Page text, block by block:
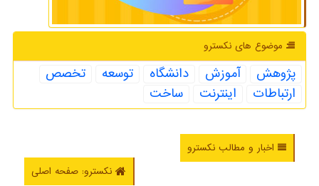
موضوع های نكسترو
پژوهش آموزش دانشگاه توسعه
تخصص
ارتباطات
اینترنت ساخت
اخبار و مطالب نکسترو
نکسترو: صفحه اصلی